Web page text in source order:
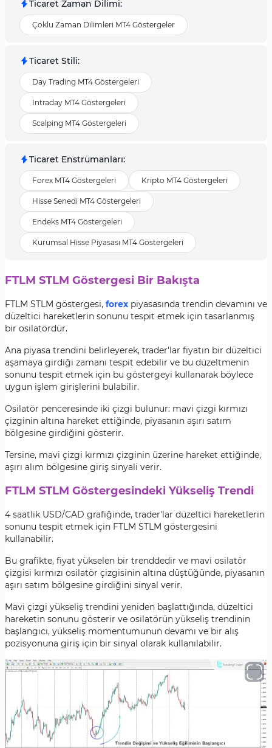
Ticaret Zaman Dilimi:
Çoklu Zaman Dilimleri MT4 Göstergeler
Ticaret Stili:
Day Trading MT4 Göstergeleri
Intraday MT4 Göstergeleri
Scalping MT4 Göstergeleri
Ticaret Enstrümanları:
Forex MT4 Göstergeleri Kripto MT4 Göstergeleri
Hisse Senedi MT4 Göstergeleri
Endeks MT4 Göstergeleri
Kurumsal Hisse Piyasası MT4 Göstergeleri
FTLM STLM Göstergesi Bir Bakışta
FTLM STLM göstergesi, forex piyasasında trendin devamını ve
düzeltici hareketlerin sonunu tespit etmek için tasarlanmış
bir osilatördür.
Ana piyasa trendini belirleyerek, trader'lar fiyatın bir düzeltici
aşamaya girdiği zamanı tespit edebilir ve bu düzeltmenin
sonunu tespit etmek için bu göstergeyi kullanarak böylece
uygun işlem girişlerini bulabilir.
Osilatör penceresinde iki çizgi bulunur: mavi çizgi kırmızı
çizginin altına hareket ettiğinde, piyasanın aşırı satım
bölgesine girdiğini gösterir.
Tersine, mavi çizgi kırmızı çizginin üzerine hareket ettiğinde,
aşırı alım bölgesine giriş sinyali verir.
FTLM STLM Göstergesindeki Yükseliş Trendi
4 saatlik USD/CAD grafiğinde, trader'lar düzeltici hareketlerin
sonunu tespit etmek için FTLM STLM göstergesini
kullanabilir.
Bu grafikte, fiyat yükselen bir trenddedir ve mavi osilatör
çizgisi kırmızı osilatör çizgisinin altına düştüğünde, piyasanın
aşırı satım bölgesine girdiğini sinyal verir.
Mavi çizgi yükseliş trendini yeniden başlattığında, düzeltici
hareketin sonunu gösterir ve osilatörün yükseliş trendinin
başlangıcı, yükseliş momentumunun devamı ve bir alış
pozisyonuna giriş için bir sinyal olarak kullanılabilir.